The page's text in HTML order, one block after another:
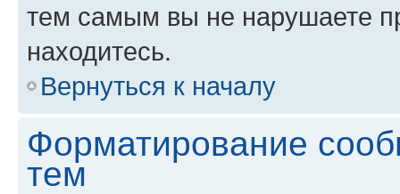
тем самым вы не нарушаете
находитесь.
Вернуться к началу
Форматирование
тем